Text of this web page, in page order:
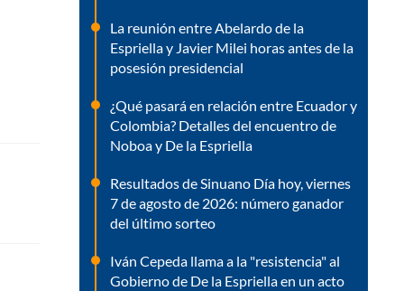
La reunión entre Abelardo de la
Espriella y Javier Milei horas antes de la
posesión presidencial
¿Qué pasará en relación entre Ecuador y
Colombia? Detalles del encuentro de
Noboa y De la Espriella
Resultados de Sinuano Día hoy, viernes
7 de agosto de 2026: número ganador
del último sorteo
Iván Cepeda llama a la "resistencia" al
Gobierno de De la Espriella en un acto